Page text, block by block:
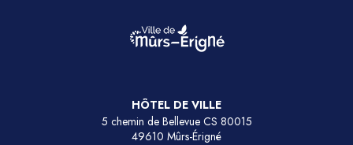
HÔTEL DE VILLE
5 chemin de Bellevue CS 80015
49610 Mûrs-Érigné